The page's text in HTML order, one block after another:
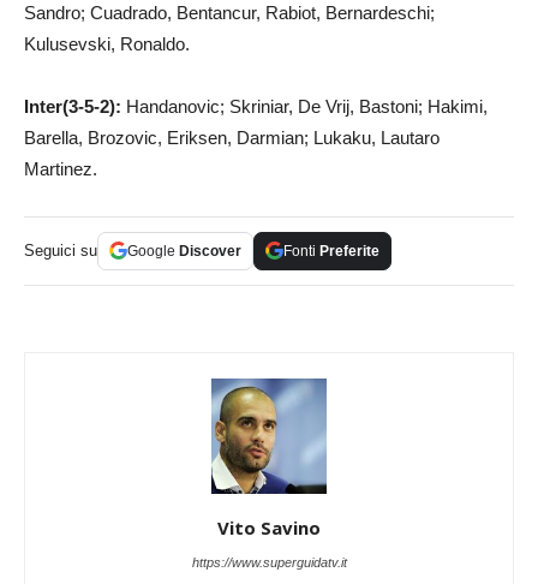
Sandro; Cuadrado, Bentancur, Rabiot, Bernardeschi;
Kulusevski, Ronaldo.
Inter(3-5-2): Handanovic; Skriniar, De Vrij, Bastoni; Hakimi,
Barella, Brozovic, Eriksen, Darmian; Lukaku, Lautaro
Martinez.
Seguici su Google Discover Fonti Preferite
Vito Savino
https://www.superguidatv.it